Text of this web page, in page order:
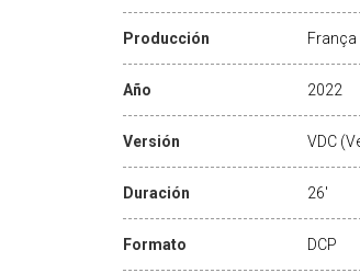
Producción França
Año 2022
Versión VDC
Duración 26'
Formato DCP